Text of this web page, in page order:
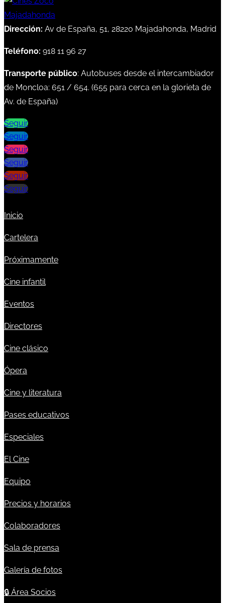
Dirección: Av de España, 51, 28220 Majadahonda, Madrid
Teléfono: 918 11 96 27
Transporte público: Autobuses desde el intercambiador
de Moncloa: 651 / 654. (655 para cerca en la glorieta de
Av. de España)
Seguir
Seguir
Seguir
Seguir
Seguir
Seguir
Inicio
Cartelera
Próximamente
Cine infantil
Eventos
Directores
Cine clásico
Ópera
Cine y literatura
Pases educativos
Especiales
El Cine
Equipo
Precios y horarios
Colaboradores
Sala de prensa
Galería de fotos
🔒 Área Socios